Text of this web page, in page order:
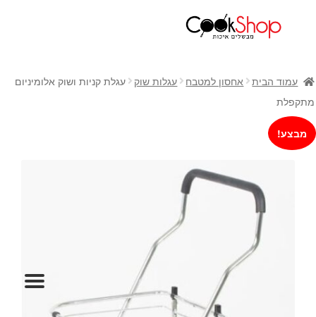
חנות
כלי בישול
סירים
מחבתות
כלי הגשה ואירוח
מוצרי חשמל למטבח
גאדג'טס וכלי מטבח
אחסון למטבח
סכינים
עמוד הבית אחסון למטבח עגלות שוק
עגלת קניות ושוק אלומיניום
מתקפלת
מבצע!